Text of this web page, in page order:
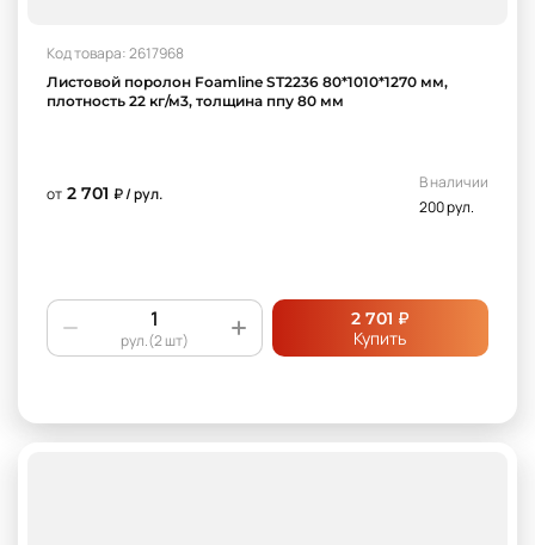
Код товара: 2617968
Листовой поролон Foamline ST2236 80*1010*1270 мм,
плотность 22 кг/м3, толщина ппу 80 мм
от 2 701 ₽ / рул.
В наличии
200 рул.
рул.(2 шт)
2 701 ₽
Купить